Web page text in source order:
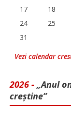
17
18
24
25
31
Vezi calendar
2026 - „Anul
creștine”